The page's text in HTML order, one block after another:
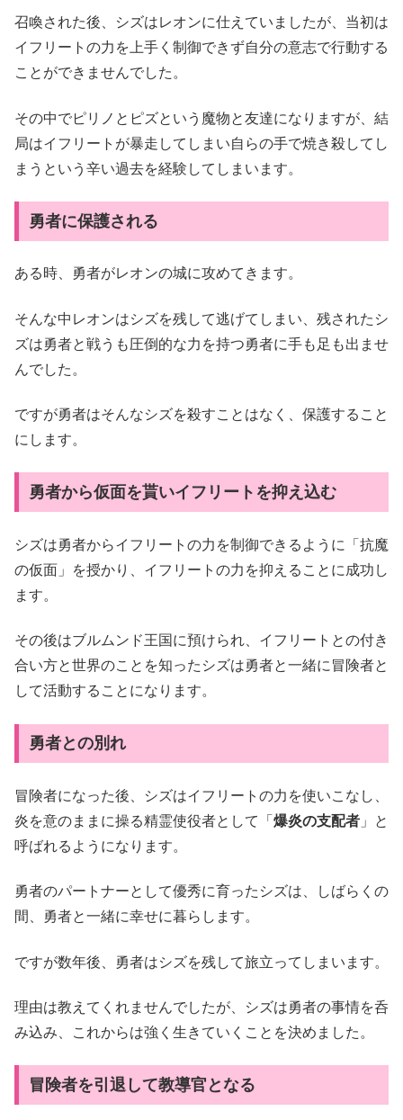
召喚された後、シズはレオンに仕えていましたが、当初は
イフリートの力を上手く制御できず自分の意志で行動する
ことができませんでした。
その中でピリノとピズという魔物と友達になりますが、結
局はイフリートが暴走してしまい自らの手で焼き殺してし
まうという辛い過去を経験してしまいます。
勇者に保護される
ある時、勇者がレオンの城に攻めてきます。
そんな中レオンはシズを残して逃げてしまい、残されたシ
ズは勇者と戦うも圧倒的な力を持つ勇者に手も足も出ませ
んでした。
ですが勇者はそんなシズを殺すことはなく、保護すること
にします。
勇者から仮面を貰いイフリートを抑え込む
シズは勇者からイフリートの力を制御できるように「抗魔
の仮面」を授かり、イフリートの力を抑えることに成功し
ます。
その後はブルムンド王国に預けられ、イフリートとの付き
合い方と世界のことを知ったシズは勇者と一緒に冒険者と
して活動することになります。
勇者との別れ
冒険者になった後、シズはイフリートの力を使いこなし、
炎を意のままに操る精霊使役者として「 爆炎の支配者 」と
呼ばれるようになります。
勇者のパートナーとして優秀に育ったシズは、しばらくの
間、勇者と一緒に幸せに暮らします。
ですが数年後、勇者はシズを残して旅立ってしまいます。
理由は教えてくれませんでしたが、シズは勇者の事情を呑
み込み、これからは強く生きていくことを決めました。
冒険者を引退して教導官となる